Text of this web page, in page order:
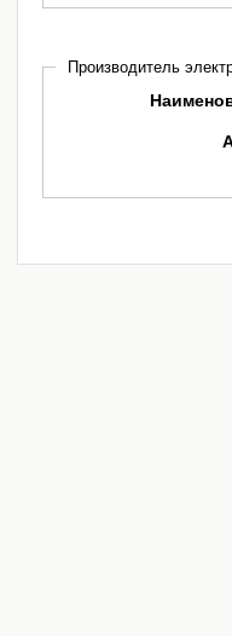
Производитель